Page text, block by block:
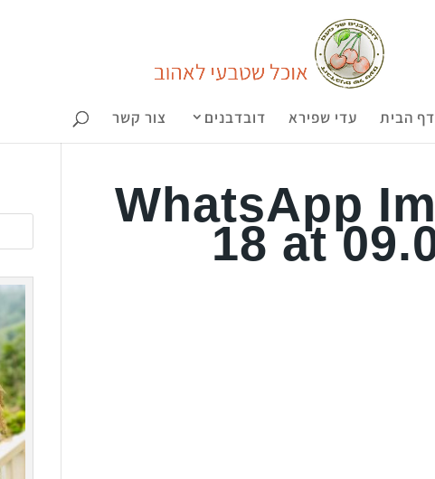
דף הבית עדי שפירא דובדבנים צור קשר
WhatsApp
18 at